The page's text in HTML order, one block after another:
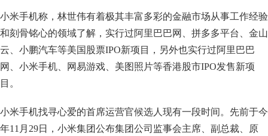
小米手机称，林世伟有着极其丰富多彩的金融市场从事工作经验
和刻骨铭心的领域了解，实行过阿里巴巴网、拼多多平台、金山
云、小鹏汽车等美国股票IPO新项目，另外也实行过阿里巴巴
网、小米手机、网易游戏、美图照片等香港股市IPO发售新项
目。
小米手机找寻心爱的首席运营官候选人现有一段时间。先前于今
年11月29日，小米集团公布集团公司监事会主席、副总裁、原